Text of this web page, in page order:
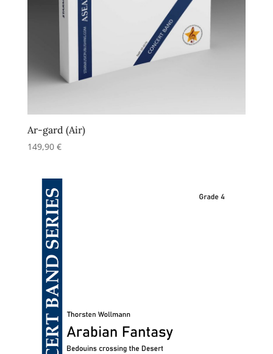
Ar-gard (Air)
149,90 €